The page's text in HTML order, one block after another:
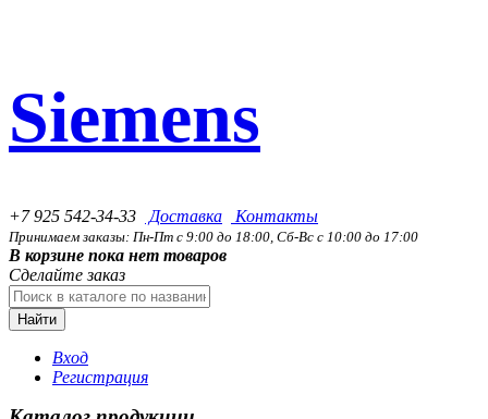
Siemens
+7 925 542-34-33 Доставка Контакты
Принимаем заказы: Пн-Пт с 9:00 до 18:00, Сб-Вс с 10:00 до 17:00
В корзине пока нет товаров
Сделайте заказ
Найти
Вход
Регистрация